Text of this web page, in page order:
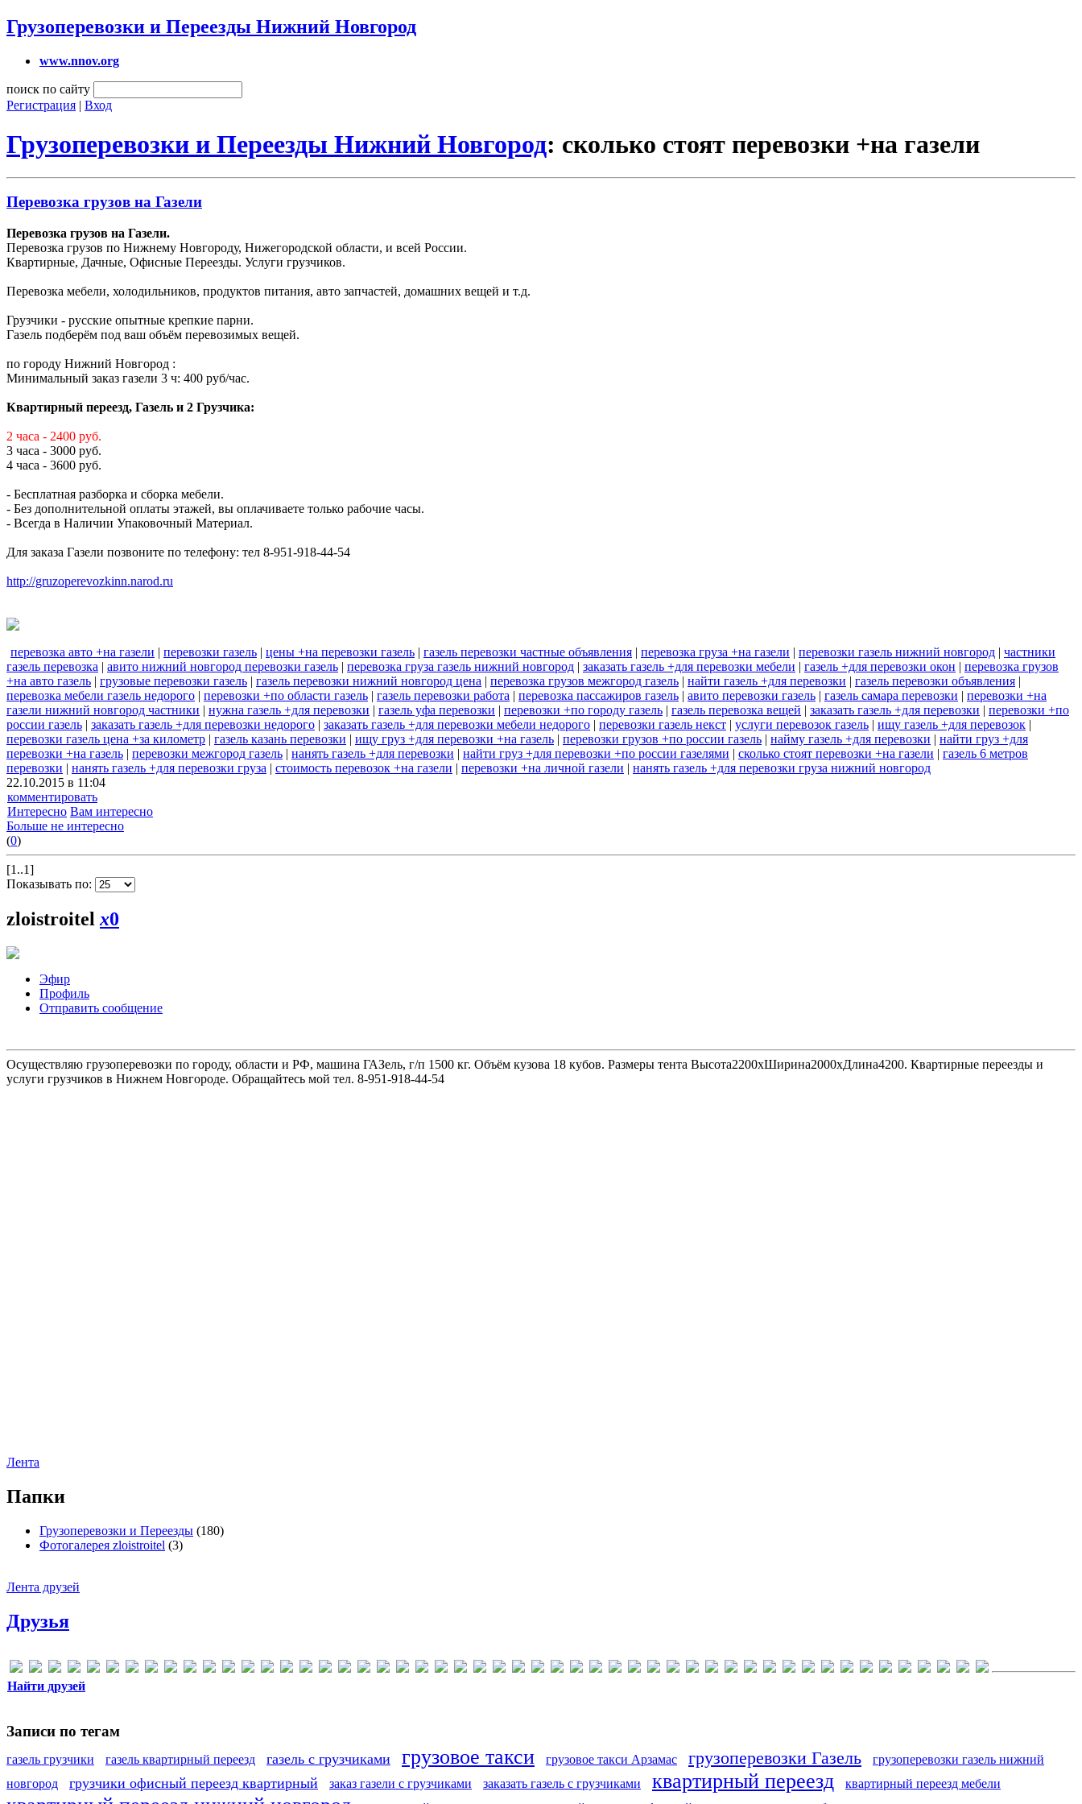
Грузоперевозки и Переезды Нижний Новгород
www.nnov.org
поиск по сайту
Регистрация | Вход
Грузоперевозки и Переезды Нижний Новгород: сколько стоят перевозки +на газели
Перевозка грузов на Газели
Перевозка грузов на Газели.
Перевозка грузов по Нижнему Новгороду, Нижегородской области, и всей России.
Квартирные, Дачные, Офисные Переезды. Услуги грузчиков.
Перевозка мебели, холодильников, продуктов питания, авто запчастей, домашних вещей и т.д.
Грузчики - русские опытные крепкие парни.
Газель подберём под ваш объём перевозимых вещей.
по городу Нижний Новгород :
Минимальный заказ газели 3 ч: 400 руб/час.
Квартирный переезд, Газель и 2 Грузчика:
2 часа - 2400 руб.
3 часа - 3000 руб.
4 часа - 3600 руб.
- Бесплатная разборка и сборка мебели.
- Без дополнительной оплаты этажей, вы оплачиваете только рабочие часы.
- Всегда в Наличии Упаковочный Материал.
Для заказа Газели позвоните по телефону: тел 8-951-918-44-54
http://gruzoperevozkinn.narod.ru
перевозка авто +на газели | перевозки газель | цены +на перевозки газель | газель перевозки частные объявления | перевозка груза +на газели | перевозки газель нижний новгород | частники
газель перевозка | авито нижний новгород перевозки газель | перевозка груза газель нижний новгород | заказать газель +для перевозки мебели | газель +для перевозки окон | перевозка грузов
+на авто газель | грузовые перевозки газель | газель перевозки нижний новгород цена | перевозка грузов межгород газель | найти газель +для перевозки | газель перевозки объявления |
перевозка мебели газель недорого | перевозки +по области газель | газель перевозки работа | перевозка пассажиров газель | авито перевозки газель | газель самара перевозки | перевозки +на
газели нижний новгород частники | нужна газель +для перевозки | газель уфа перевозки | перевозки +по городу газель | газель перевозка вещей | заказать газель +для перевозки | перевозки +по
россии газель | заказать газель +для перевозки недорого | заказать газель +для перевозки мебели недорого | перевозки газель некст | услуги перевозок газель | ищу газель +для перевозок |
перевозки газель цена +за километр | газель казань перевозки | ищу груз +для перевозки +на газель | перевозки грузов +по россии газель | найму газель +для перевозки | найти груз +для
перевозки +на газель | перевозки межгород газель | нанять газель +для перевозки | найти груз +для перевозки +по россии газелями | сколько стоят перевозки +на газели | газель 6 метров
перевозки | нанять газель +для перевозки груза | стоимость перевозок +на газели | перевозки +на личной газели | нанять газель +для перевозки груза нижний новгород
22.10.2015 в 11:04
комментировать
Интересно Вам интересно
Больше не интересно
(0)
[1..1]
Показывать по:
zloistroitel x0
Эфир
Профиль
Отправить сообщение
Осуществляю грузоперевозки по городу, области и РФ, машина ГАЗель, г/п 1500 кг. Объём кузова 18 кубов. Размеры тента Высота2200хШирина2000хДлина4200. Квартирные переезды и
услуги грузчиков в Нижнем Новгороде. Обращайтесь мой тел. 8-951-918-44-54
Лента
Папки
Грузоперевозки и Переезды (180)
Фотогалерея zloistroitel (3)
Лента друзей
Друзья
Найти друзей
Записи по тегам
газель грузчики газель квартирный переезд газель с грузчиками грузовое такси грузовое такси Арзамас грузоперевозки Газель
грузоперевозки газель нижний
новгород
грузчики офисный переезд квартирный заказ газели с грузчиками заказать газель с грузчиками квартирный переезд квартирный переезд мебели